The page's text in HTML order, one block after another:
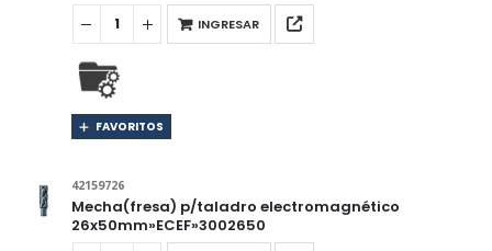
INGRESAR
FAVORITOS
42159726
Mecha(fresa) p/taladro electromagnético
26x50mm»ECEF»3002650